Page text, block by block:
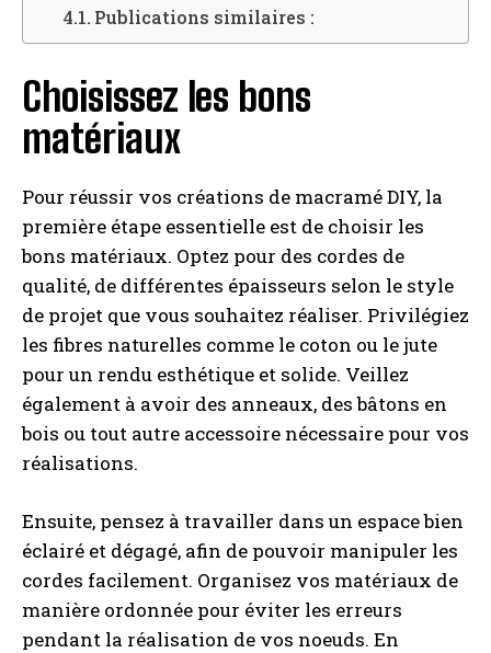
Publications similaires :
Choisissez les bons
matériaux
Pour réussir vos créations de macramé DIY, la
première étape essentielle est de choisir les
bons matériaux. Optez pour des cordes de
qualité, de différentes épaisseurs selon le style
de projet que vous souhaitez réaliser. Privilégiez
les fibres naturelles comme le coton ou le jute
pour un rendu esthétique et solide. Veillez
également à avoir des anneaux, des bâtons en
bois ou tout autre accessoire nécessaire pour vos
réalisations.
Ensuite, pensez à travailler dans un espace bien
éclairé et dégagé, afin de pouvoir manipuler les
cordes facilement. Organisez vos matériaux de
manière ordonnée pour éviter les erreurs
pendant la réalisation de vos noeuds. En